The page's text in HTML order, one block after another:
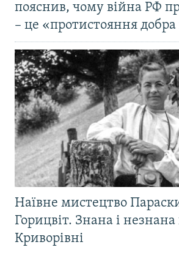
пояснив, чому війна РФ
– це «протистояння добра
Наївне мистецтво
Горицвіт. Знана і незнана
Криворівні